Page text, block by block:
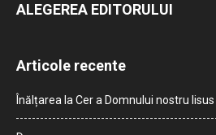
ALEGEREA EDITORULUI
Articole recente
Înălțarea la Cer a Domnului nostru